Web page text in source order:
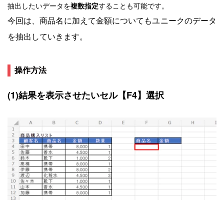
抽出したいデータを複数指定することも可能です。
今回は、商品名に加えて金額についてもユニークのデータ
を抽出していきます。
操作方法
(1)結果を表示させたいセル【F4】選択